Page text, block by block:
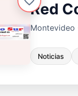
Red
Montevideo
Noticias